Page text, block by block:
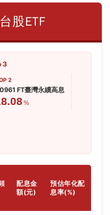
股ETF
3
2
FT臺灣永續高息
%
配息金
額(元)
預估年化配
息率(%)